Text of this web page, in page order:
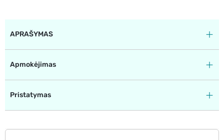
APRAŠYMAS
Apmokėjimas
Pristatymas